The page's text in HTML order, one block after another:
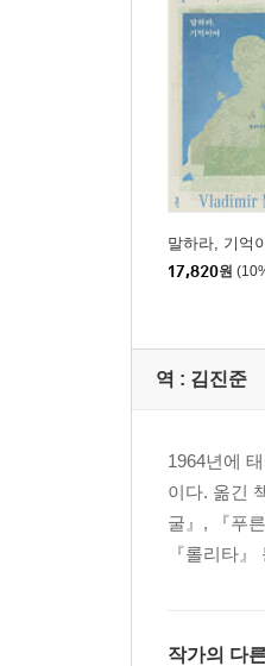
말하라, 기억
17,820원
역 : 김진준
1964년에
이다. 옮긴
굴』, 『푸
『롤리타
작가의 다